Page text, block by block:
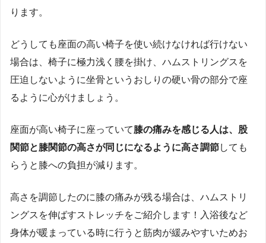
ります。
どうしても座面の高い椅子を使い続けなければ行けない
場合は、椅子に極力浅く腰を掛け、ハムストリングスを
圧迫しないように坐骨というおしりの硬い骨の部分で座
るように心がけましょう。
座面が高い椅子に座っていて膝の痛みを感じる人は、股
関節と膝関節の高さが同じになるように高さ調節しても
らうと膝への負担が減ります。
高さを調節したのに膝の痛みが残る場合は、ハムストリ
ングスを伸ばすストレッチをご紹介します！入浴後など
身体が暖まっている時に行うと筋肉が緩みやすいためお